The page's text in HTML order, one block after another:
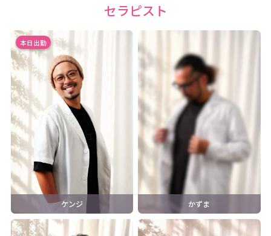
セラピスト
本日出勤
ケンジ かずま